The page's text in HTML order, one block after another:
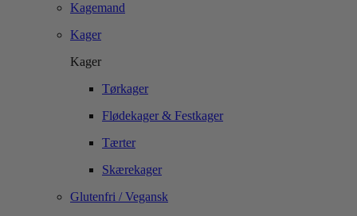
Kagemand
Kager
Kager
Tørkager
Flødekager & Festkager
Tærter
Skærekager
Glutenfri / Vegansk